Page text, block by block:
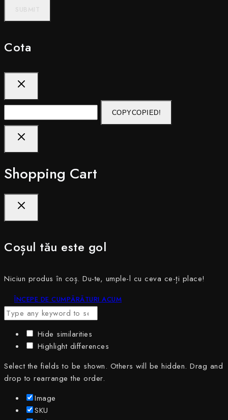
Cota
COPYCOPIED!
Shopping Cart
Coșul tău este gol
Niciun produs în coș. Du-te, umple-l cu ceva ce-ți place!
ÎNCEPE DE CUMPĂRĂTURI ACUM
Hide similarities
Highlight differences
Select the fields to be shown. Others will be hidden. Drag and
drop to rearrange the order.
Image
SKU